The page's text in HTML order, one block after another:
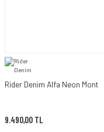
Rider Denim Alfa Neon Mont
9.490,00 TL